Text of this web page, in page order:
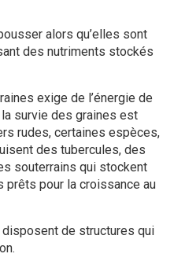
alors qu’elles sont
des nutriments stockés
exige de l’énergie de
survie des graines est
rudes, certaines espèces,
des tubercules, des
souterrains qui stockent
pour la croissance au
disposent de structures qui